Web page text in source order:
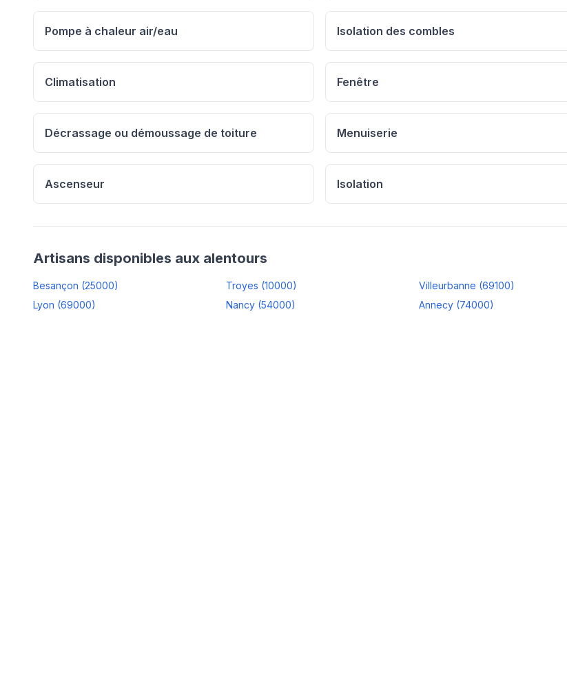
Pompe à chaleur air/eau Isolation des combles
Climatisation Fenêtre
Décrassage ou démoussage de toiture Menuiserie
Ascenseur Isolation
Artisans disponibles aux alentours
Besançon (25000) Troyes (10000) Villeurbanne (69100)
Lyon (69000) Nancy (54000) Annecy (74000)